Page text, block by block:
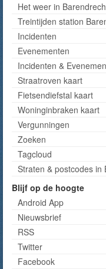
Het weer in
Treintijden station
Incidenten
Evenementen
Incidenten &
Straatroven kaart
Fietsendiefstal kaart
Woninginbraken kaart
Vergunningen
Zoeken
Tagcloud
Straten & postcodes in
Blijf op de hoogte
Android App
Nieuwsbrief
RSS
Twitter
Facebook